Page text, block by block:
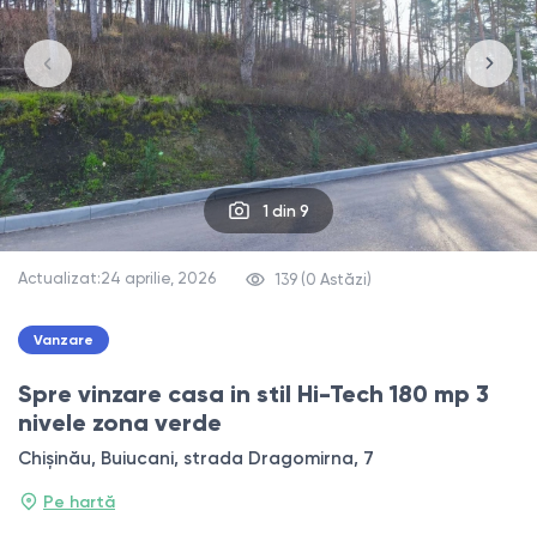
1 din 9
Actualizat:24 aprilie, 2026 139 (0 Astăzi)
Vanzare
Spre vinzare casa in stil Hi-Tech 180 mp 3
nivele zona verde
Chișinău, Buiucani, strada Dragomirna, 7
Pe hartă